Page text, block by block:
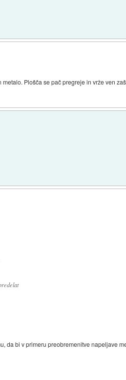
Plošča se pač pregreje in vrže ven
da bi v primeru preobremenitve napeljave